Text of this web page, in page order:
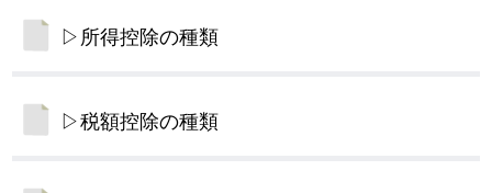
▷所得控除の種類
▷税額控除の種類